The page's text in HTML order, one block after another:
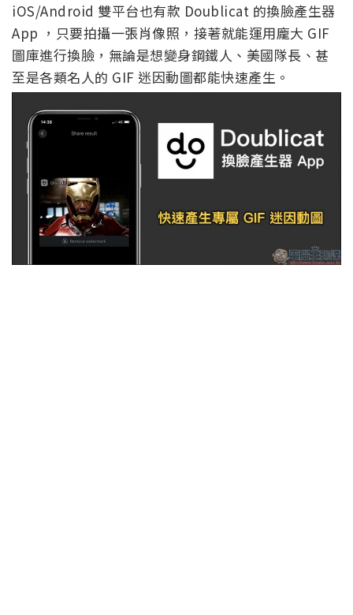
iOS/Android 雙平台也有款 Doublicat 的換臉產生器
App ，只要拍攝一張肖像照，接著就能運用龐大 GIF
圖庫進行換臉，無論是想變身鋼鐵人、美國隊長、甚
至是各類名人的 GIF 迷因動圖都能快速產生。